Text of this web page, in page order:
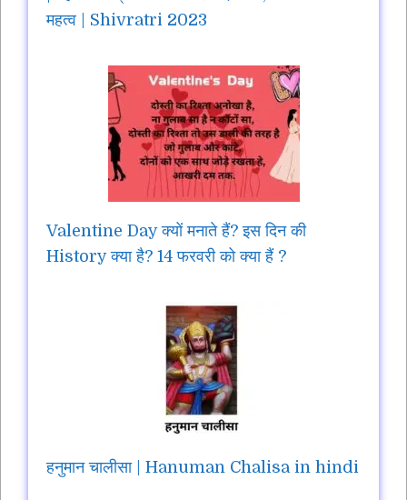
महत्व | Shivratri 2023
Valentine Day क्यों मनाते हैं? इस दिन की
History क्या है? 14 फरवरी को क्या हैं ?
हनुमान चालीसा | Hanuman Chalisa in hindi